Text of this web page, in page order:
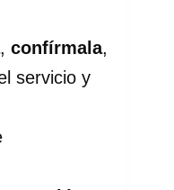
, confírmala,
servicio y